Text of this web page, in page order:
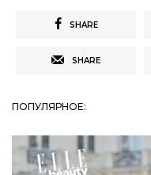
SHARE
SHARE
ПОПУЛЯРНОЕ: